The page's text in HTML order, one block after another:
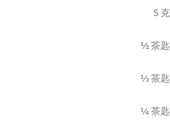
5 克
½ 茶匙
½ 茶匙
¼ 茶匙